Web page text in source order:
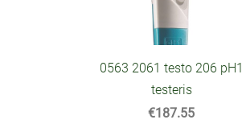
0563 2061 testo 206 pH1
testeris
€187.55